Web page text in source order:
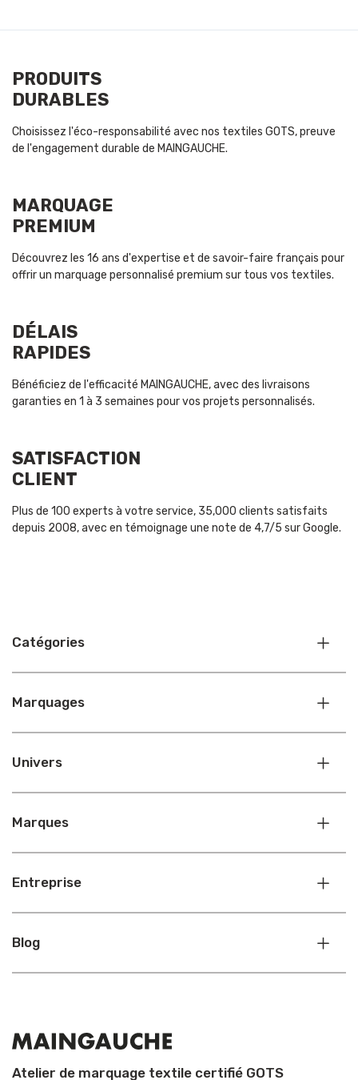
PRODUITS
DURABLES
Choisissez l'éco-responsabilité avec nos textiles GOTS, preuve
de l'engagement durable de MAINGAUCHE.
MARQUAGE
PREMIUM
Découvrez les 16 ans d'expertise et de savoir-faire français pour
offrir un marquage personnalisé premium sur tous vos textiles.
DÉLAIS
RAPIDES
Bénéficiez de l'efficacité MAINGAUCHE, avec des livraisons
garanties en 1 à 3 semaines pour vos projets personnalisés.
SATISFACTION
CLIENT
Plus de 100 experts à votre service, 35,000 clients satisfaits
depuis 2008, avec en témoignage une note de 4,7/5 sur Google.
Catégories
Marquages
Univers
Marques
Entreprise
Blog
Atelier de marquage textile certifié GOTS